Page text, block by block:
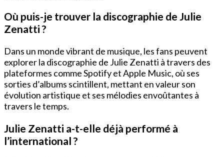
Où puis-je trouver la discographie de Julie
Zenatti ?
Dans un monde vibrant de musique, les fans peuvent
explorer la discographie de Julie Zenatti à travers des
plateformes comme Spotify et Apple Music, où ses
sorties d’albums scintillent, mettant en valeur son
évolution artistique et ses mélodies envoûtantes à
travers le temps.
Julie Zenatti a-t-elle déjà performé à
l’international ?